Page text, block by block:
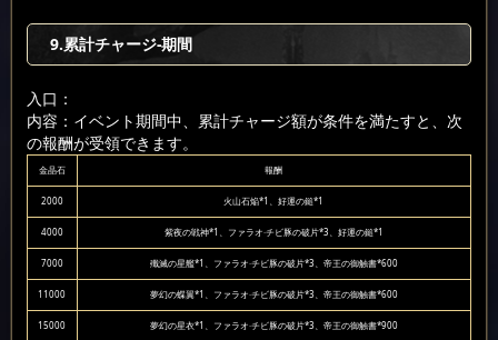
9.累計チャージ-期間
入口：
内容：イベント期間中、累計チャージ額が条件を満たすと、次
の報酬が受領できます。
金晶石 報酬
2000 火山石焔*1、好運の鎚*1
4000 紫夜の戦神*1、ファラオ·チビ豚の破片*3、好運の鎚*1
7000 殲滅の星艦*1、ファラオ·チビ豚の破片*3、帝王の御触書*600
11000 夢幻の蝶翼*1、ファラオ·チビ豚の破片*3、帝王の御触書*600
15000 夢幻の星衣*1、ファラオ·チビ豚の破片*3、帝王の御触書*900